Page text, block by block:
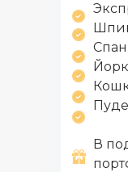
Йорк
В